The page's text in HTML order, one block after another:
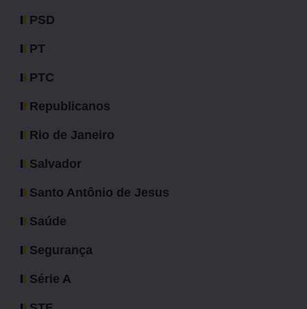
PSD
PT
PTC
Republicanos
Rio de Janeiro
Salvador
Santo Antônio de Jesus
Saúde
Segurança
Série A